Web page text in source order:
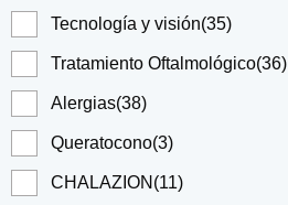
Tecnología y visión(35)
Tratamiento Oftalmológico(36)
Alergias(38)
Queratocono(3)
CHALAZION (11)